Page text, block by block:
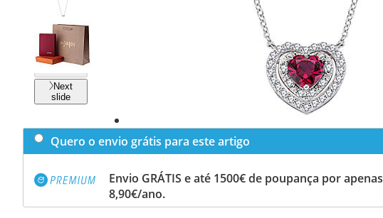
Previous
Next
slide
Quero o envio grátis para este artigo
Envio GRÁTIS e até 1500€ de poupança por apenas
8,90€/ano.